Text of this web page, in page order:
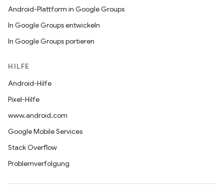
Android-Plattform in Google Groups
In Google Groups entwickeln
In Google Groups portieren
HILFE
Android-Hilfe
Pixel-Hilfe
www.android.com
Google Mobile Services
Stack Overflow
Problemverfolgung